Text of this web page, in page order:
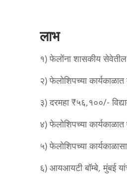
लाभ
१) फेलोंना शासकीय सेवेतील
२) फेलोशिपच्या
३) दरमहा ₹५६,१००/-
४) फेलोशिपच्या
५) फेलोशिपच्या
६) आयआयटी बॉम्बे, मुंबई